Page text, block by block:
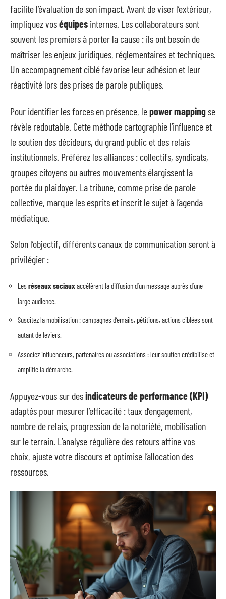
facilite l’évaluation de son impact. Avant de viser l’extérieur,
impliquez voséquipes internes. Les collaborateurs sont
souvent les premiers à porter la cause : ils ont besoin de
maîtriser les enjeux juridiques, réglementaires et techniques.
Un accompagnement ciblé favorise leur adhésion et leur
réactivité lors des prises de parole publiques.
Pour identifier les forces en présence, lepower mappingse
révèle redoutable. Cette méthode cartographie l’influence et
le soutien des décideurs, du grand public et des relais
institutionnels. Préférez les alliances : collectifs, syndicats,
groupes citoyens ou autres mouvements élargissent la
portée du plaidoyer. La tribune, comme prise de parole
collective, marque les esprits et inscrit le sujet à l’agenda
médiatique.
Selon l’objectif, différents canaux de communication seront à
privilégier :
Les réseaux sociauxaccélèrent la diffusion d’un message auprès d’une
large audience.
Suscitez la mobilisation : campagnes d’emails, pétitions, actions ciblées sont
autant de leviers.
Associez influenceurs, partenaires ou associations : leur soutien crédibilise et
amplifie la démarche.
Appuyez-vous sur desindicateurs de performance (KPI)
adaptés pour mesurer l’efficacité : taux d’engagement,
nombre de relais, progression de la notoriété, mobilisation
sur le terrain. L’analyse régulière des retours affine vos
choix, ajuste votre discours et optimise l’allocation des
ressources.